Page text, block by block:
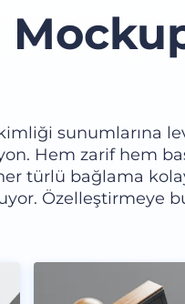
sunumlarına
Hem zarif hem
türlü bağlama
Özelleştirmeye